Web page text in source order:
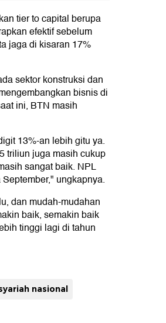
tier to capital berupa
efektif sebelum
jaga di kisaran 17%
sektor konstruksi dan
bisnis di
ini, BTN masih
13%-an lebih gitu ya.
triliun juga masih cukup
sangat baik. NPL
ungkapnya.
dan mudah-mudahan
baik, semakin baik
tinggi lagi di tahun
nasional